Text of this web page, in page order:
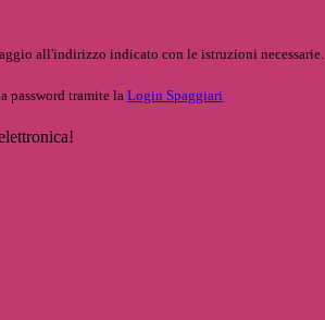
all'indirizzo indicato con le istruzioni necessarie.
password tramite la Login Spaggiari